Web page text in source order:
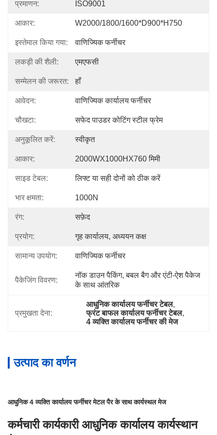
प्रमाणन: ISO9001
आकार: W2000/1800/1600*D900*H750
इस्तेमाल किया गया: वाणिज्यिक फर्नीचर
लकड़ी की शैली: एमएफसी
सम्मेलन की जरूरत: हाँ
आवेदन: वाणिज्यिक कार्यालय फर्नीचर
चौखटा: सफेद पाउडर कोटिंग स्टील फ्रेम
अनुकूलित करें: स्वीकृत
आकार: 2000WX1000HX760 मिमी
साइड टेबल: लिफ्ट या सही दोनों को ठीक करें
भार क्षमता: 1000N
रंग: सफ़ेद
प्रयोग: गृह कार्यालय, अध्ययन कक्ष
सामान्य उपयोग: वाणिज्यिक फर्नीचर
पैकेजिंग विवरण:
नॉक डाउन पैकिंग, बबल बैग और एंटी-ऐश पैकेज
के साथ आंतरिक
प्रमुखता देना:
आधुनिक कार्यालय फर्नीचर टेबल,
फ्रंट बाफल कार्यालय फर्नीचर टेबल,
4 व्यक्ति कार्यालय फर्नीचर की मेज
उत्पाद का वर्णन
आधुनिक 4 व्यक्ति कार्यालय फर्नीचर मेटल पैर के साथ कार्यस्थल मेज
कर्मचारी कार्यकारी आधुनिक कार्यालय कार्यस्थान